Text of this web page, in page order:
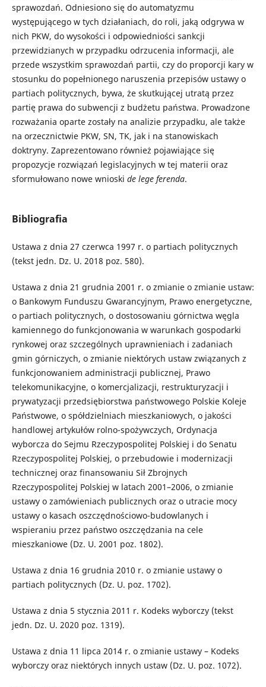
sprawozdań. Odniesiono się do automatyzmu
występującego w tych działaniach, do roli, jaką odgrywa w
nich PKW, do wysokości i odpowiedniości sankcji
przewidzianych w przypadku odrzucenia informacji, ale
przede wszystkim sprawozdań partii, czy do proporcji kary w
stosunku do popełnionego naruszenia przepisów ustawy o
partiach politycznych, bywa, że skutkującej utratą przez
partię prawa do subwencji z budżetu państwa. Prowadzone
rozważania oparte zostały na analizie przypadku, ale także
na orzecznictwie PKW, SN, TK, jak i na stanowiskach
doktryny. Zaprezentowano również pojawiające się
propozycje rozwiązań legislacyjnych w tej materii oraz
sformułowano nowe wnioski de lege ferenda.
Bibliografia
Ustawa z dnia 27 czerwca 1997 r. o partiach politycznych
(tekst jedn. Dz. U. 2018 poz. 580).
Ustawa z dnia 21 grudnia 2001 r. o zmianie o zmianie ustaw:
o Bankowym Funduszu Gwarancyjnym, Prawo energetyczne,
o partiach politycznych, o dostosowaniu górnictwa węgla
kamiennego do funkcjonowania w warunkach gospodarki
rynkowej oraz szczególnych uprawnieniach i zadaniach
gmin górniczych, o zmianie niektórych ustaw związanych z
funkcjonowaniem administracji publicznej, Prawo
telekomunikacyjne, o komercjalizacji, restrukturyzacji i
prywatyzacji przedsiębiorstwa państwowego Polskie Koleje
Państwowe, o spółdzielniach mieszkaniowych, o jakości
handlowej artykułów rolno-spożywczych, Ordynacja
wyborcza do Sejmu Rzeczypospolitej Polskiej i do Senatu
Rzeczypospolitej Polskiej, o przebudowie i modernizacji
technicznej oraz finansowaniu Sił Zbrojnych
Rzeczypospolitej Polskiej w latach 2001–2006, o zmianie
ustawy o zamówieniach publicznych oraz o utracie mocy
ustawy o kasach oszczędnościowo-budowlanych i
wspieraniu przez państwo oszczędzania na cele
mieszkaniowe (Dz. U. 2001 poz. 1802).
Ustawa z dnia 16 grudnia 2010 r. o zmianie ustawy o
partiach politycznych (Dz. U. poz. 1702).
Ustawa z dnia 5 stycznia 2011 r. Kodeks wyborczy (tekst
jedn. Dz. U. 2020 poz. 1319).
Ustawa z dnia 11 lipca 2014 r. o zmianie ustawy – Kodeks
wyborczy oraz niektórych innych ustaw (Dz. U. poz. 1072).